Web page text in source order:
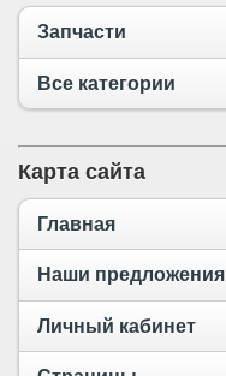
Запчасти
Все категории
Карта сайта
Главная
Наши предложения
Личный кабинет